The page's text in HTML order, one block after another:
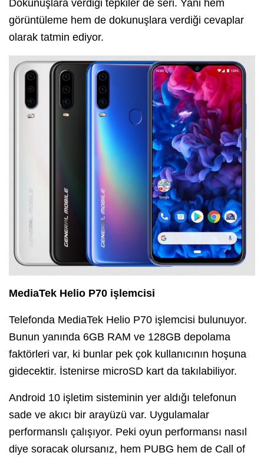
Dokunuşlara verdiği tepkiler de seri. Yani hem
görüntüleme hem de dokunuşlara verdiği cevaplar
olarak tatmin ediyor.
MediaTek Helio P70 işlemcisi
Telefonda MediaTek Helio P70 işlemcisi bulunuyor.
Bunun yanında 6GB RAM ve 128GB depolama
faktörleri var, ki bunlar pek çok kullanıcının hoşuna
gidecektir. İstenirse microSD kart da takılabiliyor.
Android 10 işletim sisteminin yer aldığı telefonun
sade ve akıcı bir arayüzü var. Uygulamalar
performanslı çalışıyor. Peki oyun performansı nasıl
diye soracak olursanız, hem PUBG hem de Call of